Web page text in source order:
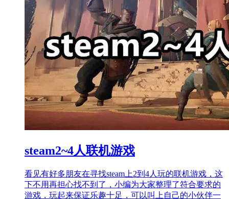
steam2~4人联机游戏
看见有好多朋友在寻找steam上2到4人玩的联机游戏，这
下不用再担心找不到了，小编为大家整理了符合要求的
游戏，玩起来保证乐趣十足，可以叫上自己的小伙伴一